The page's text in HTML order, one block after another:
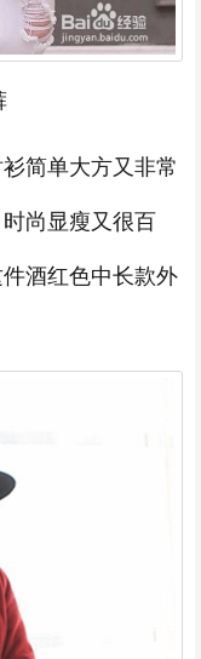
简单大方又非常
尚显瘦又很百
酒红色中长款外